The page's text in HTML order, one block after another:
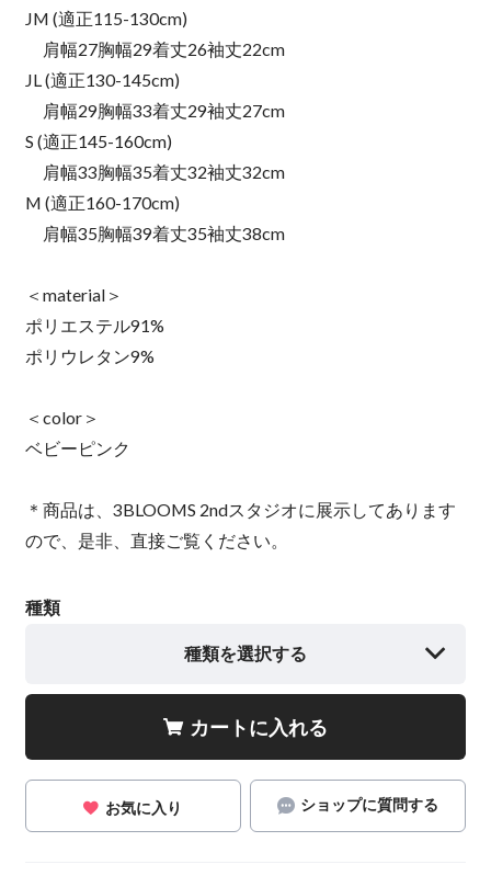
JM (適正115-130cm)
肩幅27胸幅29着丈26袖丈22cm
JL (適正130-145cm)
肩幅29胸幅33着丈29袖丈27cm
S (適正145-160cm)
肩幅33胸幅35着丈32袖丈32cm
M (適正160-170cm)
肩幅35胸幅39着丈35袖丈38cm
＜material＞
ポリエステル91%
ポリウレタン9%
＜color＞
ベビーピンク
＊商品は、3BLOOMS 2ndスタジオに展示してあります
ので、是非、直接ご覧ください。
種類
種類を選択する
カートに入れる
お気に入り ショップに質問する